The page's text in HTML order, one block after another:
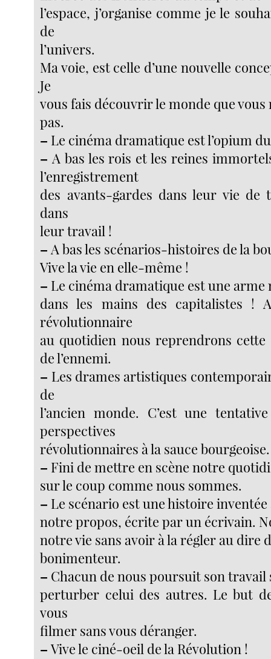
l’espace, j’organise comme je le
de
l’univers.
Ma voie, est celle d’une nouvelle
Je
vous fais découvrir le monde que vous
pas.
– Le cinéma dramatique est l’opium
– A bas les rois et les reines
l’enregistrement
des avants-gardes dans leur vie de
dans
leur travail !
– A bas les scénarios-histoires de la
Vive la vie en elle-même !
– Le cinéma dramatique est une
dans les mains des capitalistes !
révolutionnaire
au quotidien nous reprendrons cette
de l’ennemi.
– Les drames artistiques
de
l’ancien monde. C’est une
perspectives
révolutionnaires à la sauce bourgeoise.
– Fini de mettre en scène notre
sur le coup comme nous sommes.
– Le scénario est une histoire inventée
notre propos, écrite par un écrivain.
notre vie sans avoir à la régler au dire
bonimenteur.
– Chacun de nous poursuit son travail
perturber celui des autres. Le but
vous
filmer sans vous déranger.
– Vive le ciné-oeil de la Révolution !